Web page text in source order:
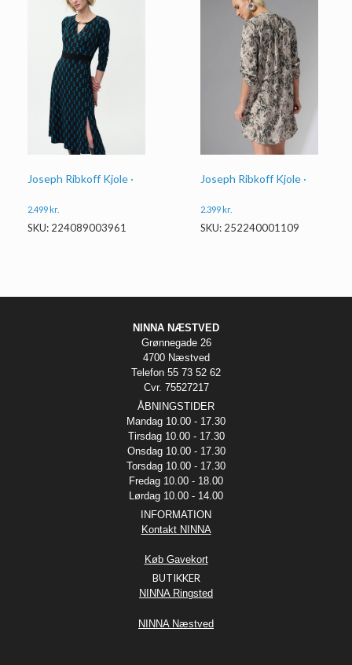
Joseph Ribkoff Kjole ·
2.499 kr.
SKU: 224089003961
Joseph Ribkoff Kjole ·
2.399 kr.
SKU: 252240001109
NINNA NÆSTVED
Grønnegade 26
4700 Næstved
Telefon 55 73 52 62
Cvr. 75527217
ÅBNINGSTIDER
Mandag 10.00 - 17.30
Tirsdag 10.00 - 17.30
Onsdag 10.00 - 17.30
Torsdag 10.00 - 17.30
Fredag 10.00 - 18.00
Lørdag 10.00 - 14.00
INFORMATION
Kontakt NINNA
Køb Gavekort
BUTIKKER
NINNA Ringsted
NINNA Næstved